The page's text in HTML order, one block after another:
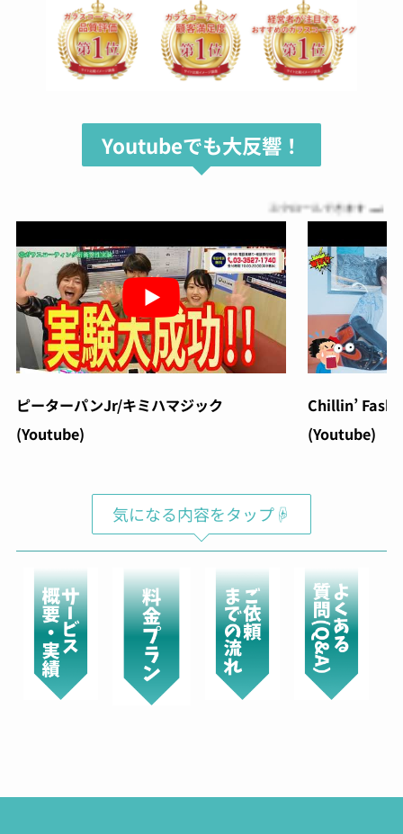
Youtubeでも大反響！
スクロールできます
ピーターパンJr/キミハマジック
(Youtube)
Chillin’
(Youtube)
気になる内容をタップ☟